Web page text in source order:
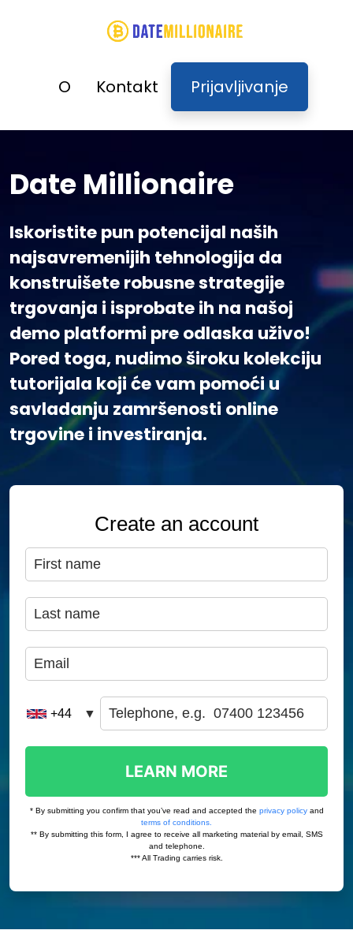
O Kontakt Prijavljivanje
Date Millionaire
Iskoristite pun potencijal naših
najsavremenijih tehnologija da
konstruišete robusne strategije
trgovanja i isprobate ih na našoj
demo platformi pre odlaska uživo!
Pored toga, nudimo široku kolekciju
tutorijala koji će vam pomoći u
savladanju zamršenosti online
trgovine i investiranja.